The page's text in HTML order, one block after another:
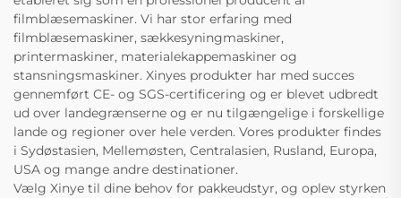
filmblæsemaskiner. Vi har stor erfaring med
filmblæsemaskiner, sækkesyningmaskiner,
printermaskiner, materialekappemaskiner og
stansningsmaskiner. Xinyes produkter har med succes
gennemført CE- og SGS-certificering og er blevet udbredt
ud over landegrænserne og er nu tilgængelige i forskellige
lande og regioner over hele verden. Vores produkter findes
i Sydøstasien, Mellemøsten, Centralasien, Rusland, Europa,
USA og mange andre destinationer.
Vælg Xinye til dine behov for pakkeudstyr, og oplev styrken